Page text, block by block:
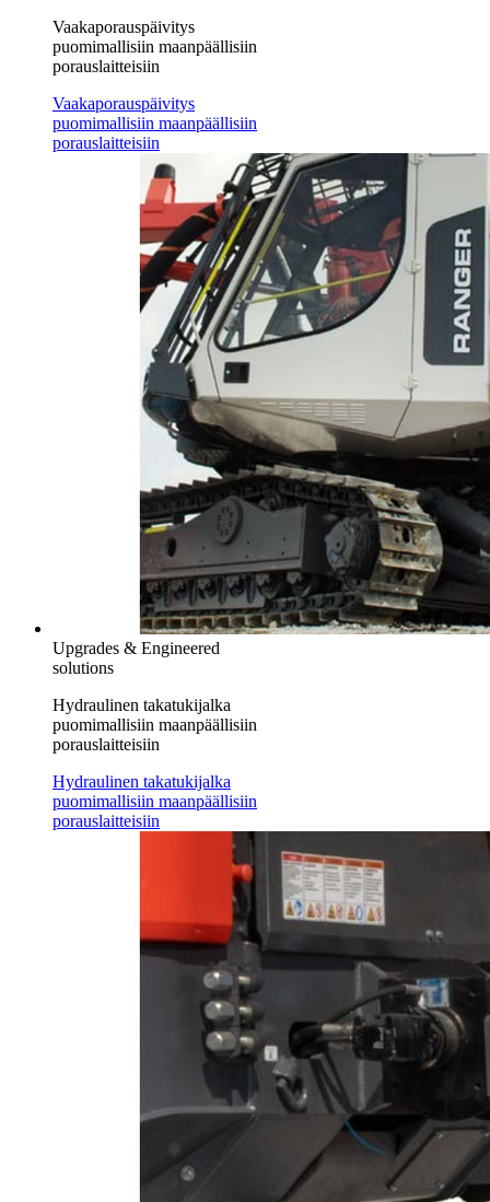
Vaakaporauspäivitys
puomimallisiin maanpäällisiin
porauslaitteisiin
Vaakaporauspäivitys
puomimallisiin maanpäällisiin
porauslaitteisiin
Upgrades & Engineered
solutions
Hydraulinen takatukijalka
puomimallisiin maanpäällisiin
porauslaitteisiin
Hydraulinen takatukijalka
puomimallisiin maanpäällisiin
porauslaitteisiin